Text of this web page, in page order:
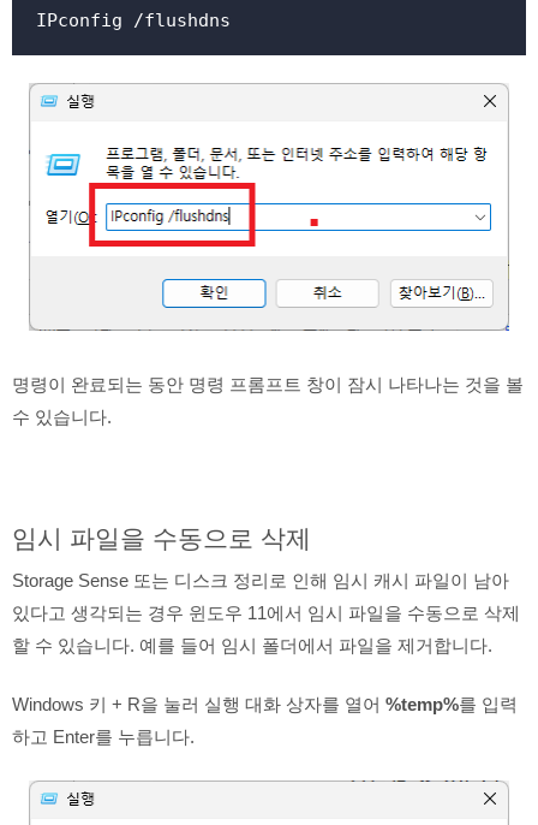
IPconfig /flushdns
명령이 완료되는 동안 명령 프롬프트 창이 잠시 나타나는 것을 볼
수 있습니다.
임시 파일을 수동으로 삭제
Storage Sense 또는 디스크 정리로 인해 임시 캐시 파일이 남아
있다고 생각되는 경우 윈도우 11에서 임시 파일을 수동으로 삭제
할 수 있습니다. 예를 들어 임시 폴더에서 파일을 제거합니다.
Windows 키 + R을 눌러 실행 대화 상자를 열어 %temp%를 입력
하고 Enter를 누릅니다.